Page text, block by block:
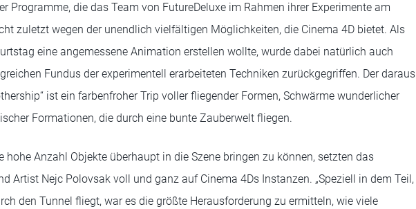
Programme, die das Team von FutureDeluxe im Rahmen ihrer Experimente am
zuletzt wegen der unendlich vielfältigen Möglichkeiten, die Cinema 4D bietet. Als
eine angemessene Animation erstellen wollte, wurde dabei natürlich auch
Fundus der experimentell erarbeiteten Techniken zurückgegriffen. Der daraus
ist ein farbenfroher Trip voller fliegender Formen, Schwärme wunderlicher
Formationen, die durch eine bunte Zauberwelt fliegen.
hohe Anzahl Objekte überhaupt in die Szene bringen zu können, setzten das
Artist Nejc Polovsak voll und ganz auf Cinema 4Ds Instanzen. „Speziell in dem Teil,
den Tunnel fliegt, war es die größte Herausforderung zu ermitteln, wie viele